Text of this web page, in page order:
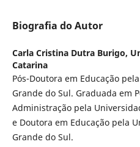
Biografia do Autor
Carla Cristina Dutra Burigo,
Catarina
Pós-Doutora em Educação
Grande do Sul. Graduada em
Administração pela
e Doutora em Educação pela
Grande do Sul.